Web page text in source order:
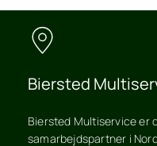
Biersted
Biersted Multiservice er
samarbejdspartner i